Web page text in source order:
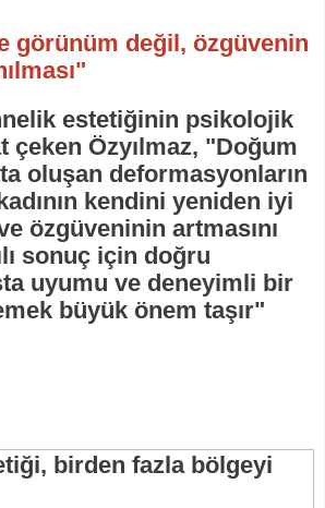
görünüm değil, özgüvenin
estetiğinin psikolojik
çeken Özyılmaz, "Doğum
oluşan deformasyonların
kendini yeniden iyi
özgüveninin artmasını
sonuç için doğru
uyumu ve deneyimli bir
büyük önem taşır"